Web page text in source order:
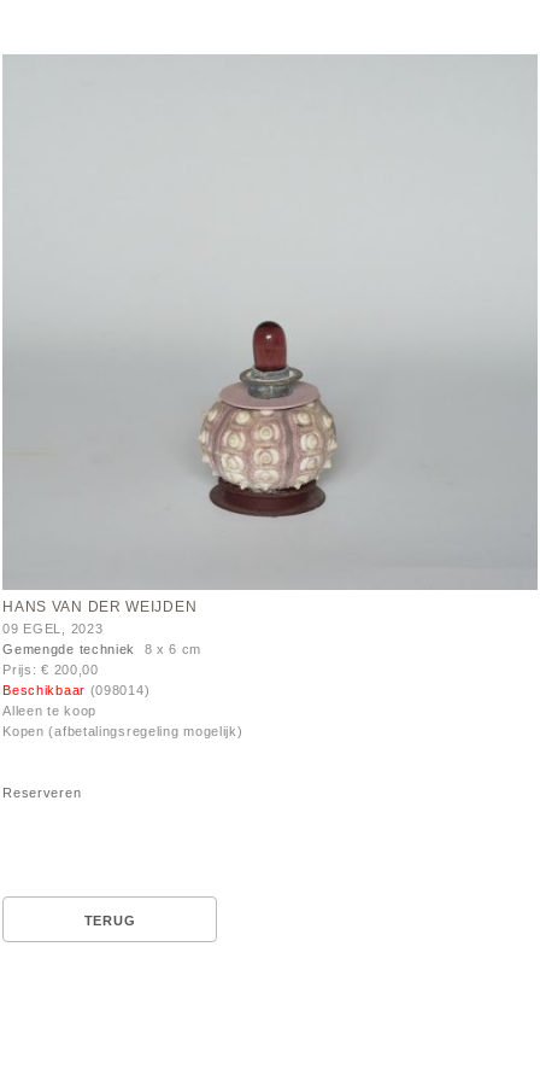
HANS VAN DER WEIJDEN
09 EGEL, 2023
Gemengde techniek
8 x 6 cm
Prijs: € 200,00
Beschikbaar (098014)
Alleen te koop
Kopen (afbetalingsregeling mogelijk)
Reserveren
TERUG